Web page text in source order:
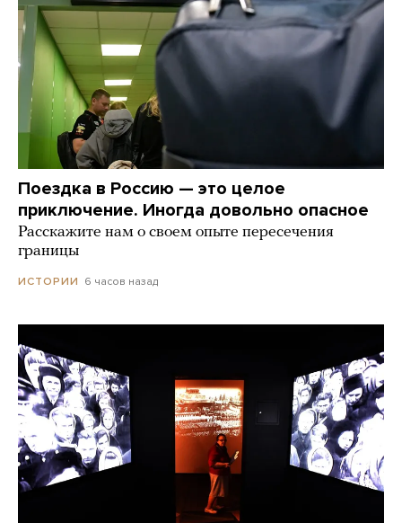
Поездка в Россию — это целое
приключение. Иногда довольно опасное
Расскажите нам о своем опыте пересечения
границы
ИСТОРИИ 6 часов назад